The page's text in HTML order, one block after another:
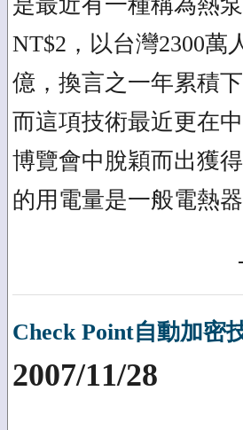
NT$2，以台灣2300萬
億，換言之一年累積
而這項技術最近更在
博覽會中脫穎而出獲
的用電量是一般電熱器
Check Point自動加密
2007/11/28